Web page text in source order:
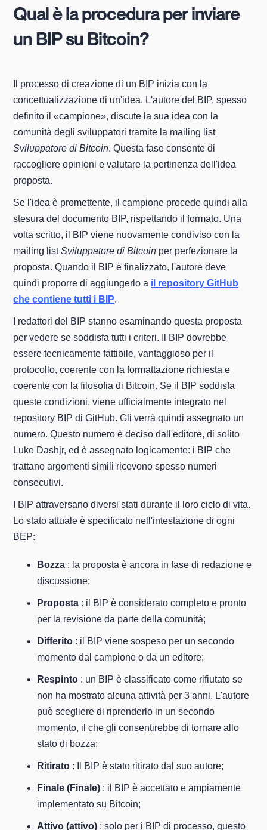
Qual è la procedura per inviare
un BIP su Bitcoin?
Il processo di creazione di un BIP inizia con la
concettualizzazione di un'idea. L'autore del BIP, spesso
definito il «campione», discute la sua idea con la
comunità degli sviluppatori tramite la mailing list
Sviluppatore di Bitcoin. Questa fase consente di
raccogliere opinioni e valutare la pertinenza dell'idea
proposta.
Se l'idea è promettente, il campione procede quindi alla
stesura del documento BIP, rispettando il formato. Una
volta scritto, il BIP viene nuovamente condiviso con la
mailing listSviluppatore di Bitcoin per perfezionare la
proposta. Quando il BIP è finalizzato, l'autore deve
quindi proporre di aggiungerlo a il repository GitHub
che contiene tutti i BIP.
I redattori del BIP stanno esaminando questa proposta
per vedere se soddisfa tutti i criteri. Il BIP dovrebbe
essere tecnicamente fattibile, vantaggioso per il
protocollo, coerente con la formattazione richiesta e
coerente con la filosofia di Bitcoin. Se il BIP soddisfa
queste condizioni, viene ufficialmente integrato nel
repository BIP di GitHub. Gli verrà quindi assegnato un
numero. Questo numero è deciso dall'editore, di solito
Luke Dashjr, ed è assegnato logicamente: i BIP che
trattano argomenti simili ricevono spesso numeri
consecutivi.
I BIP attraversano diversi stati durante il loro ciclo di vita.
Lo stato attuale è specificato nell'intestazione di ogni
BEP:
Bozza : la proposta è ancora in fase di redazione e
discussione;
Proposta : il BIP è considerato completo e pronto
per la revisione da parte della comunità;
Differito : il BIP viene sospeso per un secondo
momento dal campione o da un editore;
Respinto : un BIP è classificato come rifiutato se
non ha mostrato alcuna attività per 3 anni. L'autore
può scegliere di riprenderlo in un secondo
momento, il che gli consentirebbe di tornare allo
stato di bozza;
Ritirato : Il BIP è stato ritirato dal suo autore;
Finale (Finale) : il BIP è accettato e ampiamente
implementato su Bitcoin;
Attivo (attivo) : solo per i BIP di processo, questo